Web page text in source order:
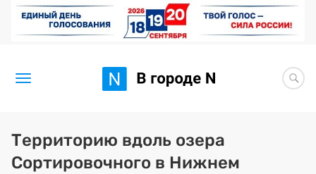
Новости
Статьи
Территорию вдоль озера
Сортировочного в Нижнем